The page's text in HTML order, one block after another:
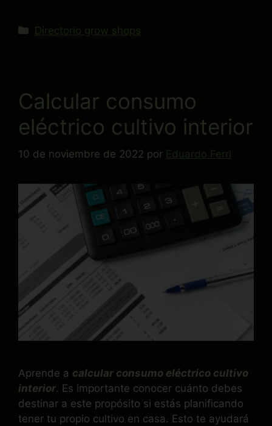
Directorio grow shops
Calcular consumo
eléctrico cultivo interior
10 de noviembre de 2022 por Eduardo Ferri
Aprende a calcular consumo eléctrico cultivo
interior. Es importante conocer cuánto debes
destinar a este propósito si estás planificando
tener tu propio cultivo en casa. Esto te ayudará